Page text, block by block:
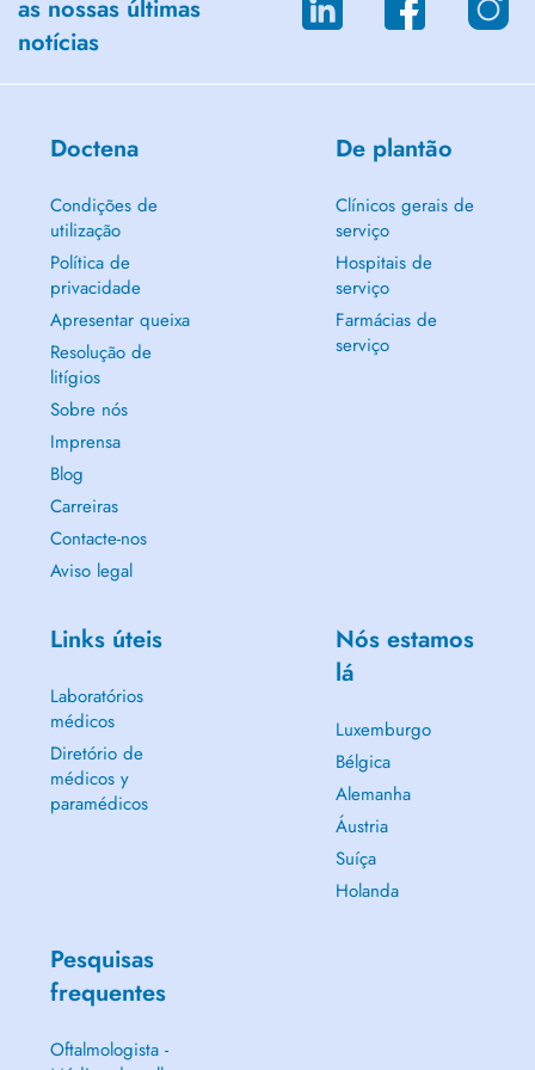
as nossas últimas
notícias
Doctena
Condições de
utilização
Política de
privacidade
Apresentar queixa
Resolução de
litígios
Sobre nós
Imprensa
Blog
Carreiras
Contacte-nos
Aviso legal
De plantão
Clínicos gerais de
serviço
Hospitais de
serviço
Farmácias de
serviço
Links úteis
Laboratórios
médicos
Diretório de
médicos y
paramédicos
Nós estamos
lá
Luxemburgo
Bélgica
Alemanha
Áustria
Suíça
Holanda
Pesquisas
frequentes
Oftalmologista -